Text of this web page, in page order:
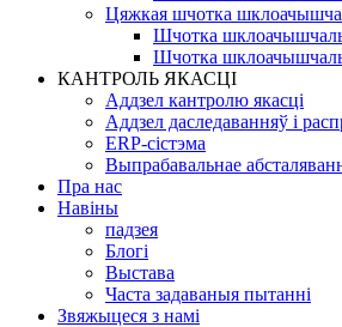
Цяжкая шчотка
Шчотка
Шчотка
КАНТРОЛЬ ЯКАСЦІ
Аддзел кантролю якасці
Аддзел даследаванняў і
ERP-сістэма
Выпрабавальнае
Пра нас
Навіны
падзея
Блогі
Выстава
Часта задаваныя пытанні
Звяжыцеся з намі